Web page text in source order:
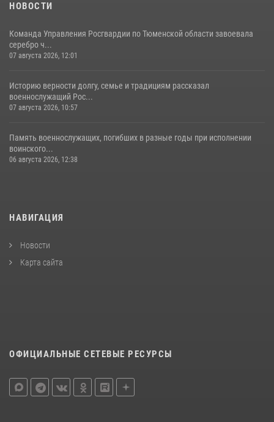
НОВОСТИ
Команда Управления Росгвардии по Тюменской области завоевала
серебро ч...
07 августа 2026, 12:01
Историю верности долгу, семье и традициям рассказал
военнослужащий Рос...
07 августа 2026, 10:57
Память военнослужащих, погибших в разные годы при исполнении
воинского...
06 августа 2026, 12:38
НАВИГАЦИЯ
Новости
Карта сайта
ОФИЦИАЛЬНЫЕ СЕТЕВЫЕ РЕСУРСЫ